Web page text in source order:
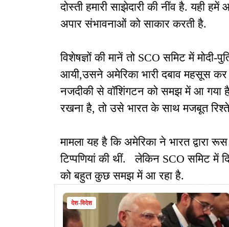
दोस्ती हमारी साझेदारी की नींव है. यही
अपार संभावनाओं को साकार करती है.
विशेषज्ञों की मानें तो SCO समिट में
आयी,उसने अमेरिका भारी दबाव महसूस
नजदीकी से वॉशिंगटन को समझ में आ गया
रखना है, तो उसे भारत के साथ मजबूत
मामला यह है कि अमेरिका ने भारत द्वारा
टिप्पणियां की थीं. लेकिन SCO समिट में
को बहुत कुछ समझ में आ रहा है.
देश-विदेश